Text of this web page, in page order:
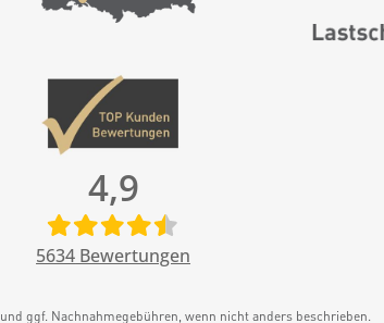
4,9
5634 Bewertungen
und ggf. Nachnahmegebühren, wenn nicht anders beschrieben.